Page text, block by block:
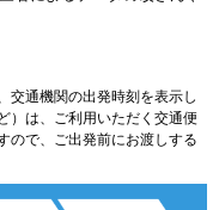
交通機関の出発時刻を表示し
）は、ご利用いただく交通便
ので、ご出発前にお渡しする